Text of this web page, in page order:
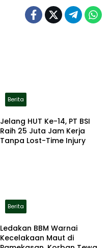
Berita
Jelang HUT Ke-14, PT BSI
Raih 25 Juta Jam Kerja
Tanpa Lost-Time Injury
Berita
Ledakan BBM Warnai
Kecelakaan Maut di